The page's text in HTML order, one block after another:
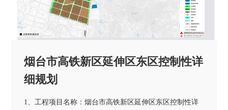
烟台市高铁新区延伸区东区控制性详
细规划
1、工程项目名称：烟台市高铁新区延伸区东区控制性详